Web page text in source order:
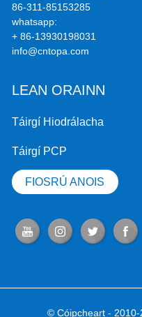
86-311-85153285
whatsapp:
+ 86-13930198031
info@cntopa.com
LEAN ORAINN
Táirgí Hiodrálacha
Táirgí PCP
FIOSRÚ ANOIS
© Cóipcheart - 2010-